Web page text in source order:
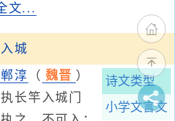
文...
城
诗文类型
小学文言文
淳 （ 魏晋 ）
竿入城门